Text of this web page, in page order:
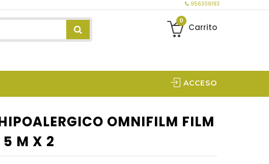
956306193
0
Carrito
ACCESO
OMNIFILM FILM
5 M X 2